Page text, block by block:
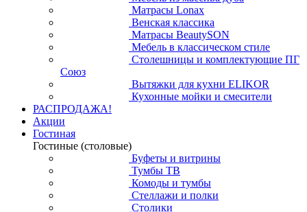
Матрасы Lonax
Венская классика
Матрасы BeautySON
Мебель в классическом стиле
Столешницы и комплектующие ПГ
Союз
Вытяжки для кухни ELIKOR
Кухонные мойки и смесители
РАСПРОДАЖА!
Акции
Гостиная
Гостиные (столовые)
Буфеты и витрины
Тумбы ТВ
Комоды и тумбы
Стеллажи и полки
Столики